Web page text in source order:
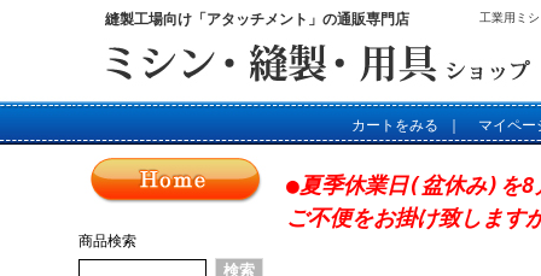
縫製工場向け「アタッチメント」の通販専門店 工業用ミ
カートをみる マイペー
商品検索
●夏季休業日(盆休み)を
ご不便をお掛け致します